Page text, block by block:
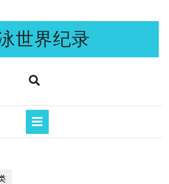
世界纪录